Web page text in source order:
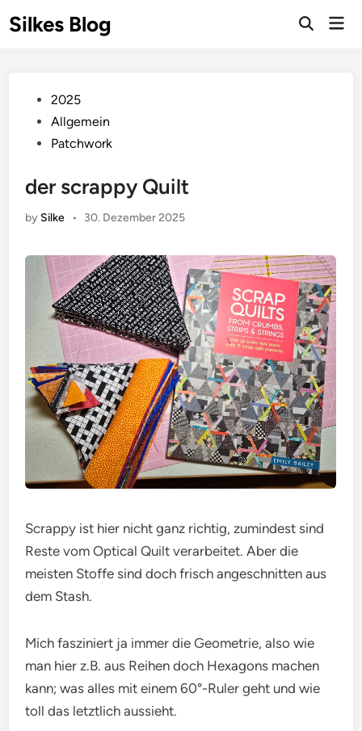
toSilkes Blog
Posted2025
Allgemein
Patchwork
der scrappy Quilt
by Silke • 30. Dezember 2025
Scrappy ist hier nicht ganz richtig, zumindest sind
Reste vom Optical Quilt verarbeitet. Aber die
meisten Stoffe sind doch frisch angeschnitten aus
dem Stash.
Mich fasziniert ja immer die Geometrie, also wie
man hier z.B. aus Reihen doch Hexagons machen
kann; was alles mit einem 60°-Ruler geht und wie
toll das letztlich aussieht.